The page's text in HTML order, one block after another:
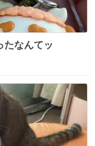
たなんてッ